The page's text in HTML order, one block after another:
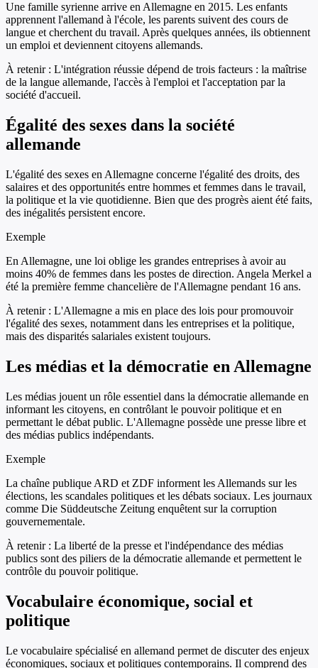
Une famille syrienne arrive en Allemagne en 2015. Les enfants
apprennent l'allemand à l'école, les parents suivent des cours de
langue et cherchent du travail. Après quelques années, ils obtiennent
un emploi et deviennent citoyens allemands.
À retenir : L'intégration réussie dépend de trois facteurs : la maîtrise
de la langue allemande, l'accès à l'emploi et l'acceptation par la
société d'accueil.
Égalité des sexes dans la société
allemande
L'égalité des sexes en Allemagne concerne l'égalité des droits, des
salaires et des opportunités entre hommes et femmes dans le travail,
la politique et la vie quotidienne. Bien que des progrès aient été faits,
des inégalités persistent encore.
Exemple
En Allemagne, une loi oblige les grandes entreprises à avoir au
moins 40% de femmes dans les postes de direction. Angela Merkel a
été la première femme chancelière de l'Allemagne pendant 16 ans.
À retenir : L'Allemagne a mis en place des lois pour promouvoir
l'égalité des sexes, notamment dans les entreprises et la politique,
mais des disparités salariales existent toujours.
Les médias et la démocratie en Allemagne
Les médias jouent un rôle essentiel dans la démocratie allemande en
informant les citoyens, en contrôlant le pouvoir politique et en
permettant le débat public. L'Allemagne possède une presse libre et
des médias publics indépendants.
Exemple
La chaîne publique ARD et ZDF informent les Allemands sur les
élections, les scandales politiques et les débats sociaux. Les journaux
comme Die Süddeutsche Zeitung enquêtent sur la corruption
gouvernementale.
À retenir : La liberté de la presse et l'indépendance des médias
publics sont des piliers de la démocratie allemande et permettent le
contrôle du pouvoir politique.
Vocabulaire économique, social et
politique
Le vocabulaire spécialisé en allemand permet de discuter des enjeux
économiques, sociaux et politiques contemporains. Il comprend des